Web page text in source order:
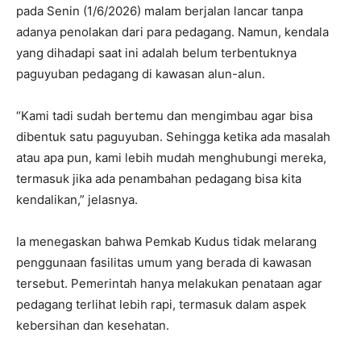
pada Senin (1/6/2026) malam berjalan lancar tanpa
adanya penolakan dari para pedagang. Namun, kendala
yang dihadapi saat ini adalah belum terbentuknya
paguyuban pedagang di kawasan alun-alun.
“Kami tadi sudah bertemu dan mengimbau agar bisa
dibentuk satu paguyuban. Sehingga ketika ada masalah
atau apa pun, kami lebih mudah menghubungi mereka,
termasuk jika ada penambahan pedagang bisa kita
kendalikan,” jelasnya.
Ia menegaskan bahwa Pemkab Kudus tidak melarang
penggunaan fasilitas umum yang berada di kawasan
tersebut. Pemerintah hanya melakukan penataan agar
pedagang terlihat lebih rapi, termasuk dalam aspek
kebersihan dan kesehatan.